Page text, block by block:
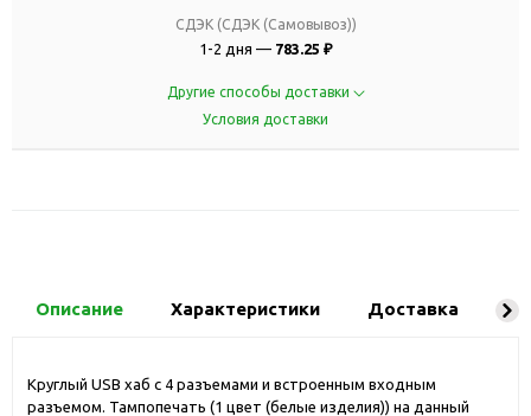
СДЭК (СДЭК (Самовывоз))
1-2 дня — 783.25 ₽
Другие способы доставки
Условия доставки
Описание Характеристики Доставка
Круглый USB хаб с 4 разъемами и встроенным входным
разъемом. Тампопечать (1 цвет (белые изделия)) на данный